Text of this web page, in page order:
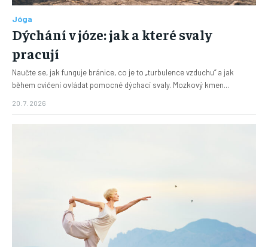
Jóga
Dýchání v józe: jak a které svaly
pracují
Naučte se, jak funguje bránice, co je to „turbulence vzduchu“ a jak
během cvičení ovládat pomocné dýchací svaly. Mozkový kmen...
20. 7. 2026